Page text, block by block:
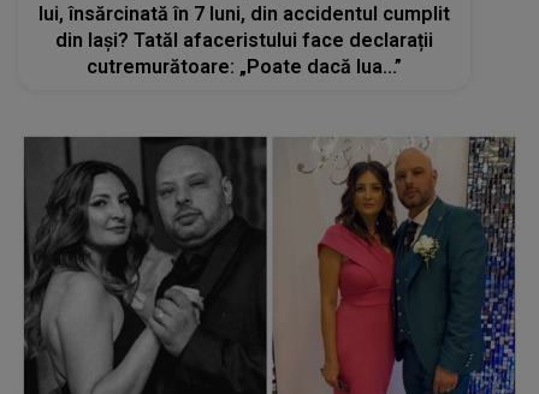
lui, însărcinată în 7 luni, din accidentul cumplit
din Iași? Tatăl afaceristului face declarații
cutremurătoare: „Poate dacă lua...”